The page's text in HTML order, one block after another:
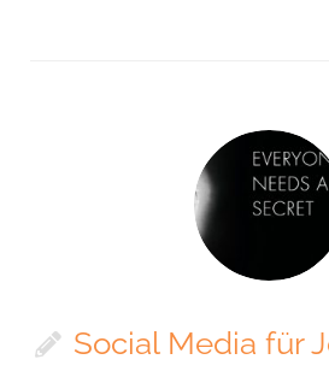
Social Media für